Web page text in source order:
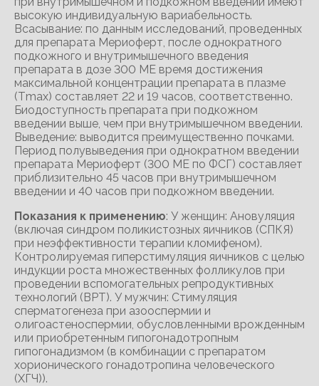
высокую индивидуальную вариабельность.
Всасывание: по данным исследований, проведенных
для препарата Мериоферт, после однократного
подкожного и внутримышечного введения
препарата в дозе 300 МЕ время достижения
максимальной концентрации препарата в плазме
(Тmах) составляет 22 и 19 часов, соответственно.
Биодоступность препарата при подкожном
введении выше, чем при внутримышечном введении.
Выведение: выводится преимущественно почками.
Период полувыведения при однократном введении
препарата Мериоферт (300 МЕ по ФСГ) составляет
приблизительно 45 часов при внутримышечном
введении и 40 часов при подкожном введении.
Показания к применению: У женщин: Ановуляция
(включая синдром поликистозных яичников (СПКЯ)
при неэффективности терапии кломифеном).
Контролируемая гиперстимуляция яичников с целью
индукции роста множественных фолликулов при
проведении вспомогательных репродуктивных
технологий (ВРТ). У мужчин: Стимуляция
сперматогенеза при азооспермии и
олигоастеноспермии, обусловленными врожденным
или приобретенным гипогонадотропным
гипогонадизмом (в комбинации с препаратом
хорионического гонадотропина человеческого
(ХГЧ)).